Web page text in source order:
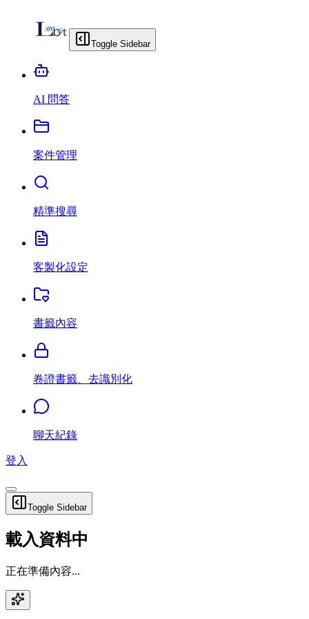
Toggle Sidebar
AI 問答
案件管理
精準搜尋
客製化設定
書籤內容
卷證書籤、去識別化
聊天紀錄
登入
Toggle Sidebar
載入資料中
正在準備內容...